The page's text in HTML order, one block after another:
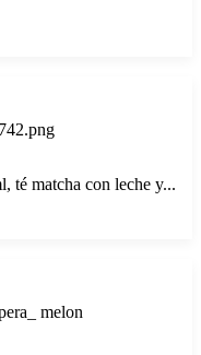
té matcha con leche y...